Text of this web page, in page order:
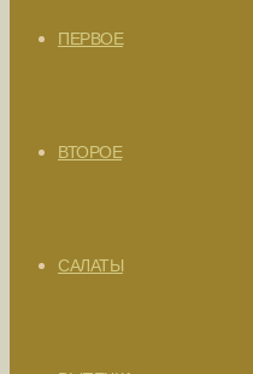
ПЕРВОЕ
ВТОРОЕ
САЛАТЫ